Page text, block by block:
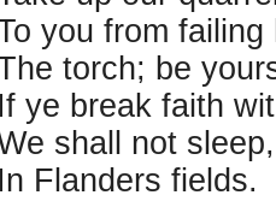
you from
torch; be
If ye break faith
shall not
In Flanders fields.